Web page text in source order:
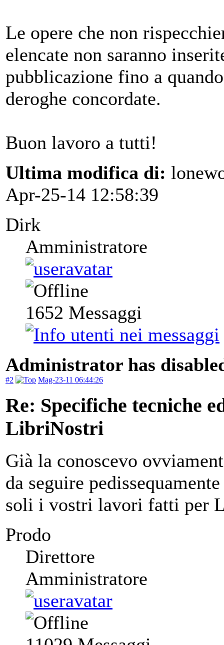
Le opere che non
elencate non saranno
pubblicazione fino a
deroghe concordate.
Buon lavoro a tutti!
Ultima modifica di:
Apr-25-14 12:58:39
Dirk
Amministratore
1652 Messaggi
Administrator has
#2 Mag-23-11 06:44:26
Re: Specifiche tecniche
LibriNostri
Già la conoscevo
da seguire
soli i vostri lavori fatti per
Prodo
Direttore
Amministratore